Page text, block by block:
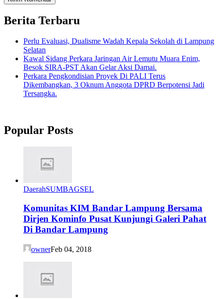
Berita Terbaru
Perlu Evaluasi, Dualisme Wadah Kepala Sekolah di Lampung
Selatan
Kawal Sidang Perkara Jaringan Air Lemutu Muara Enim,
Besok SIRA-PST Akan Gelar Aksi Damai.
Perkara Pengkondisian Proyek Di PALI Terus
Dikembangkan, 3 Oknum Anggota DPRD Berpotensi Jadi
Tersangka.
Popular Posts
DaerahSUMBAGSEL
Komunitas KIM Bandar Lampung Bersama
Dirjen Kominfo Pusat Kunjungi Galeri Pahat
Di Bandar Lampung
ownerFeb 04, 2018